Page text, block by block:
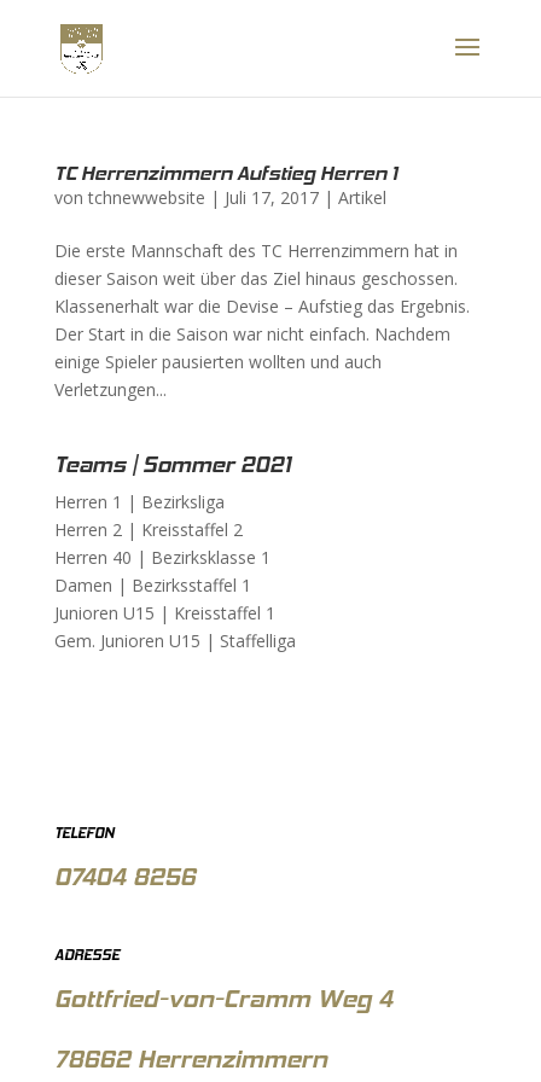
TC Herrenzimmern Aufstieg Herren 1
vontchnewwebsite | Juli 17, 2017| Artikel
Die erste Mannschaft des TC Herrenzimmern hat in
dieser Saison weit über das Ziel hinaus geschossen.
Klassenerhalt war die Devise – Aufstieg das Ergebnis.
Der Start in die Saison war nicht einfach. Nachdem
einige Spieler pausierten wollten und auch
Verletzungen...
Teams | Sommer 2021
Herren 1 | Bezirksliga
Herren 2 | Kreisstaffel 2
Herren 40 | Bezirksklasse 1
Damen | Bezirksstaffel 1
Junioren U15 | Kreisstaffel 1
Gem. Junioren U15 | Staffelliga
TELEFON
07404 8256
ADRESSE
Gottfried-von-Cramm Weg 4
78662 Herrenzimmern